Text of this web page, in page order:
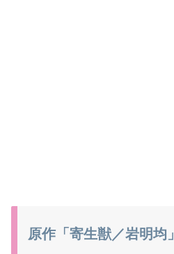
原作「寄生獣／岩明均」